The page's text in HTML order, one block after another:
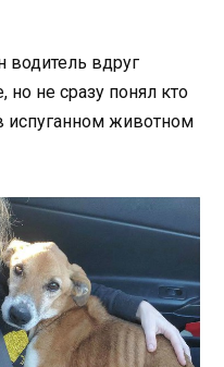
водитель вдруг
но не сразу понял кто
испуганном животном